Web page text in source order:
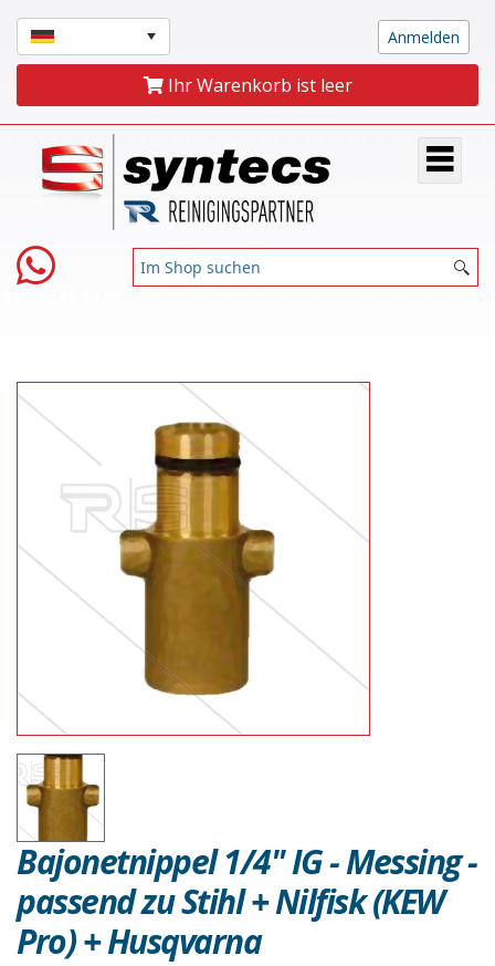
Ihr Warenkorb ist leer
Bajonetnippel 1/4" IG - Messing -
passend zu Stihl + Nilfisk (KEW
Pro) + Husqvarna